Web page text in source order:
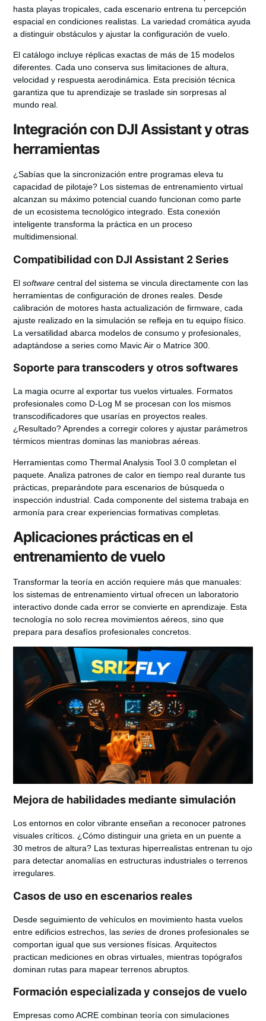
hasta playas tropicales, cada escenario entrena tu percepción
espacial en condiciones realistas. La variedad cromática ayuda
a distinguir obstáculos y ajustar la configuración de vuelo.
El catálogo incluye réplicas exactas de más de 15 modelos
diferentes. Cada uno conserva sus limitaciones de altura,
velocidad y respuesta aerodinámica. Esta precisión técnica
garantiza que tu aprendizaje se traslade sin sorpresas al
mundo real.
Integración con DJI Assistant y otras
herramientas
¿Sabías que la sincronización entre programas eleva tu
capacidad de pilotaje? Los sistemas de entrenamiento virtual
alcanzan su máximo potencial cuando funcionan como parte
de unecosistema tecnológico integrado. Esta conexión
inteligente transforma la práctica en un proceso
multidimensional.
Compatibilidad con DJI Assistant 2 Series
Elsoftware central del sistema se vincula directamente con las
herramientas de configuración de drones reales. Desde
calibración de motores hasta actualización de firmware, cada
ajuste realizado en la simulación se refleja en tu equipo físico.
La versatilidad abarca modelos de consumo y profesionales,
adaptándose a series como Mavic Air o Matrice 300.
Soporte para transcoders y otros softwares
La magia ocurre al exportar tus vuelos virtuales. Formatos
profesionales como D-Log M se procesan con los mismos
transcodificadores que usarías en proyectos reales.
¿Resultado? Aprendes a corregir colores y ajustar parámetros
térmicos mientras dominas las maniobras aéreas.
Herramientas como Thermal Analysis Tool 3.0 completan el
paquete. Analiza patrones de calor en tiempo real durante tus
prácticas, preparándote para escenarios de búsqueda o
inspección industrial. Cada componente del sistema trabaja en
armonía para crear experiencias formativas completas.
Aplicaciones prácticas en el
entrenamiento de vuelo
Transformar la teoría en acción requiere más que manuales:
los sistemas de entrenamiento virtual ofrecen un laboratorio
interactivo donde cada error se convierte en aprendizaje. Esta
tecnología no solo recrea movimientos aéreos, sino que
prepara para desafíos profesionales concretos.
Mejora de habilidades mediante simulación
Los entornos encolor vibrante enseñan a reconocer patrones
visuales críticos. ¿Cómo distinguir una grieta en un puente a
30 metros de altura? Las texturas hiperrealistas entrenan tu ojo
para detectar anomalías en estructuras industriales o terrenos
irregulares.
Casos de uso en escenarios reales
Desde seguimiento de vehículos en movimiento hasta vuelos
entre edificios estrechos, lasseries de drones profesionales se
comportan igual que sus versiones físicas. Arquitectos
practican mediciones en obras virtuales, mientras topógrafos
dominan rutas para mapear terrenos abruptos.
Formación especializada y consejos de vuelo
Empresas como ACRE combinan teoría con simulaciones